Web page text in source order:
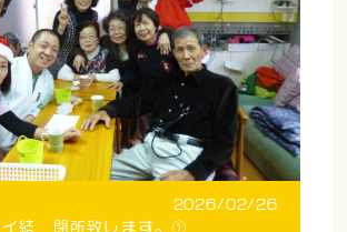
2026/02/26
イ結 閉所致します。①